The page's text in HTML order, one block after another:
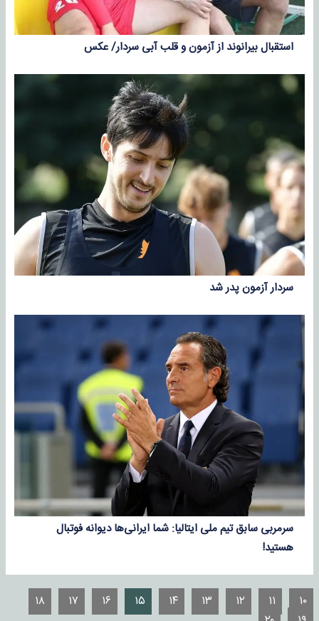
استقبال بیرانوند از آزمون و قلب آبی سردار/ عکس
سردار آزمون پدر شد
سرمربی سابق تیم ملی ایتالیا: شما ایرانی‌ها دیوانه فوتبال
هستید!
۱۰ ۱۱ ۱۲ ۱۳ ۱۴ ۱۵ ۱۶ ۱۷
۱۸